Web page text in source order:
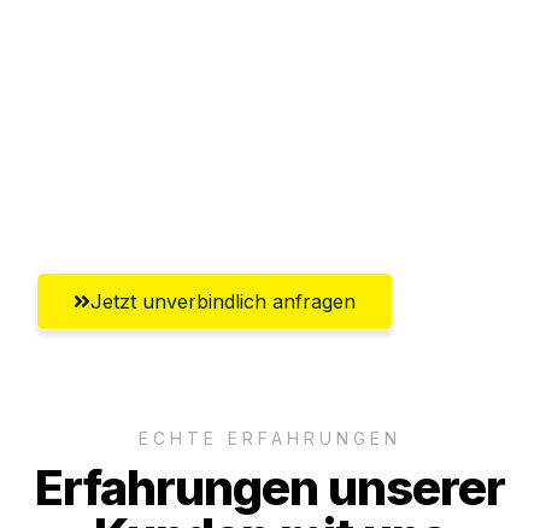
Jetzt unverbindlich anfragen
ECHTE ERFAHRUNGEN
Erfahrungen unserer